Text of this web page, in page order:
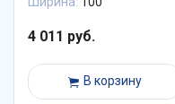
4 011 руб.
В корзину